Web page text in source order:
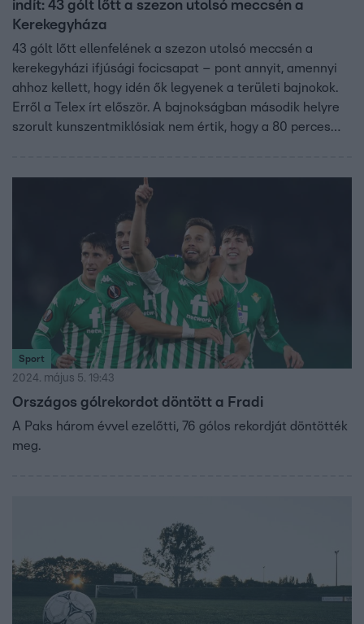
indít: 43 gólt lőtt a szezon utolsó meccsén a
Kerekegyháza
43 gólt lőtt ellenfelének a szezon utolsó meccsén a
kerekegyházi ifjúsági focicsapat – pont annyit, amennyi
ahhoz kellett, hogy idén ők legyenek a területi bajnokok.
Erről a Telex írt először. A bajnokságban második helyre
szorult kunszentmiklósiak nem értik, hogy a 80 perces
labdarúgó szövetség vizsgálatot indít az ügyben.
Sport
2024. május 5. 19:43
Országos gólrekordot döntött a Fradi
A Paks három évvel ezelőtti, 76 gólos rekordját döntötték
meg.